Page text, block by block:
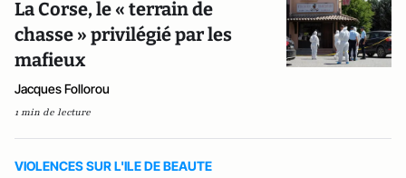
La Corse, le « terrain de
chasse » privilégié par les
mafieux
Jacques Follorou
1 min de lecture
VIOLENCES SUR L'ILE DE BEAUTE